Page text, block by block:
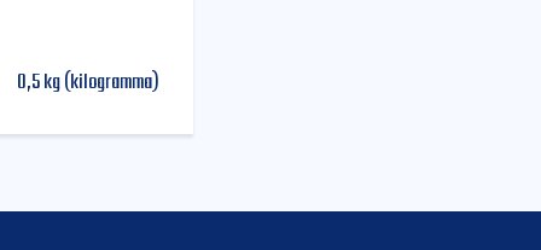
0,5 kg (kilogramma)